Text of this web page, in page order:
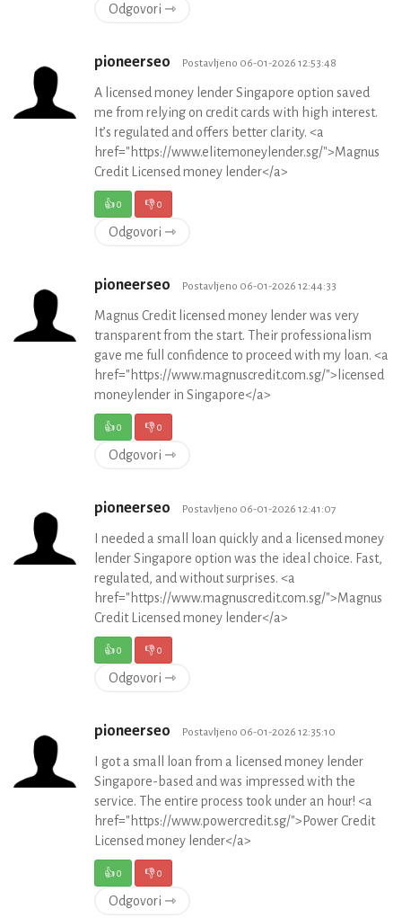
Odgovori ⇾
pioneerseo Postavljeno 06-01-2026 12:53:48
A licensed money lender Singapore option saved
me from relying on credit cards with high interest.
It’s regulated and offers better clarity. <a
href="https://www.elitemoneylender.sg/">Magnus
Credit Licensed money lender</a>
👍0 👎0
Odgovori ⇾
pioneerseo Postavljeno 06-01-2026 12:44:33
Magnus Credit licensed money lender was very
transparent from the start. Their professionalism
gave me full confidence to proceed with my loan. <a
href="https://www.magnuscredit.com.sg/">licensed
moneylender in Singapore</a>
👍0 👎0
Odgovori ⇾
pioneerseo Postavljeno 06-01-2026 12:41:07
I needed a small loan quickly and a licensed money
lender Singapore option was the ideal choice. Fast,
regulated, and without surprises. <a
href="https://www.magnuscredit.com.sg/">Magnus
Credit Licensed money lender</a>
👍0 👎0
Odgovori ⇾
pioneerseo Postavljeno 06-01-2026 12:35:10
I got a small loan from a licensed money lender
Singapore-based and was impressed with the
service. The entire process took under an hour! <a
href="https://www.powercredit.sg/">Power Credit
Licensed money lender</a>
👍0 👎0
Odgovori ⇾